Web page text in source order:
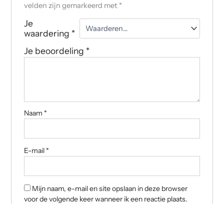
velden zijn gemarkeerd met *
Je
waardering *
Je beoordeling *
Naam *
E-mail *
Mijn naam, e-mail en site opslaan in deze browser
voor de volgende keer wanneer ik een reactie plaats.